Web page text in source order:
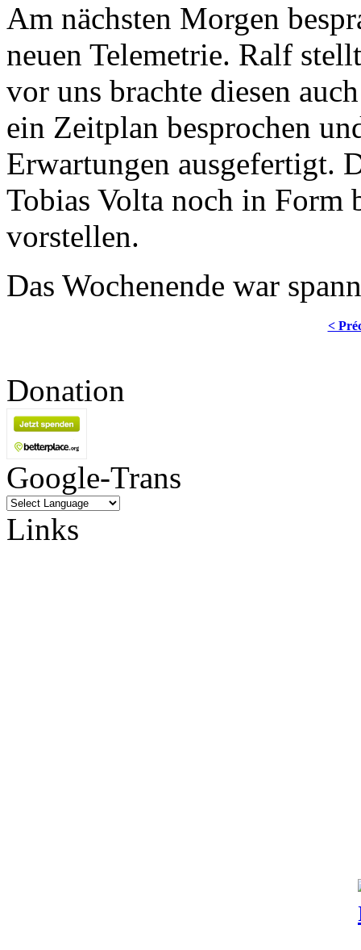
Am nächsten Morgen
neuen Telemetrie. Ralf
vor uns brachte diesen
ein Zeitplan besprochen
Erwartungen ausgefertigt.
Tobias Volta noch in Form
vorstellen.
Das Wochenende war
<
Donation
Google-Trans
Links